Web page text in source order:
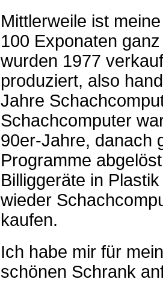
Mittlerweile ist
100 Exponaten
wurden 1977
produziert, also
Jahre
Schachcomputer
90er-Jahre, danach
Programme
Billiggeräte in
wieder
kaufen.
Ich habe mir für
schönen Schrank